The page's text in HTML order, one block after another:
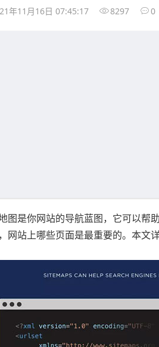
年11月16日 07:45:17 8297 0
图是你网站的导航蓝图，它可以帮
网站上哪些页面是最重要的。本文